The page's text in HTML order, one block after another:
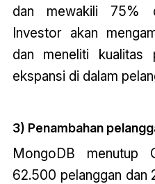
dan mewakili 75%
Investor akan
dan meneliti kualitas
ekspansi di dalam
3) Penambahan
MongoDB menutup
62.500 pelanggan dan